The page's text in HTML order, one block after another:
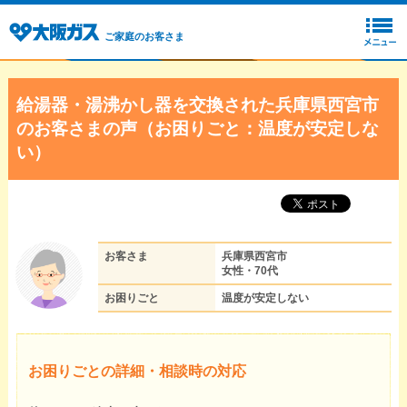
ご家庭のお客さま
給湯器・湯沸かし器を交換された兵庫県西宮市
のお客さまの声（お困りごと：温度が安定しな
い）
お客さま
兵庫県西宮市
女性・70代
お困りごと 温度が安定しない
お困りごとの詳細・相談時の対応